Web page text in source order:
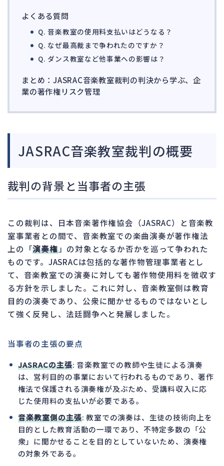
よくある質問
Q. 音楽教室の使用料支払いはどうなる？
Q. なぜ最高裁まで争われたのですか？
Q. ダンス教室など他事業への影響は？
まとめ：JASRAC音楽教室裁判の判決から学ぶ、企
業の著作権リスク管理
JASRAC音楽教室裁判の概要
裁判の背景と当事者の主張
この裁判は、日本音楽著作権協会（JASRAC）と音楽教
室事業者との間で、音楽教室での楽曲演奏が著作権法
上の「演奏権」の対象となるか否かを巡って争われた
ものです。JASRACは包括的な著作物管理事業者とし
て、音楽教室での演奏に対しても著作物使用料を徴収す
る方針を示しました。これに対し、音楽教室側は教育
目的の演奏であり、公衆に聞かせるものではないとし
て強く反発し、法廷闘争へと発展しました。
当事者の主張の要点
JASRACの主張: 音楽教室での教師や生徒による演奏
は、営利目的の事業において行われるものであり、著作
権法で保護される演奏権が及ぶため、受講料収入に応
じた使用料の支払いが必要である。
音楽教室側の主張: 教室での演奏は、生徒の技術向上を
目的とした教育活動の一環であり、不特定多数の「公
衆」に聞かせることを目的としていないため、演奏権
の対象外である。